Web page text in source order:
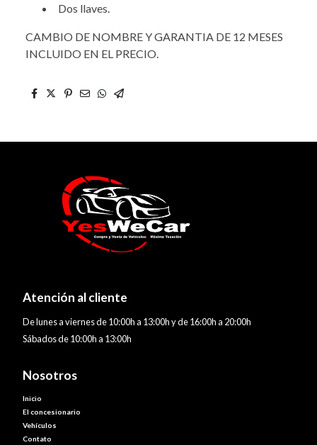
Dos llaves.
CAMBIO DE NOMBRE Y GARANTIA DE 12 MESES
INCLUIDO EN EL PRECIO.
Atención al cliente
De lunes a viernes de 10:00h a 13:00h y de 16:00h a 20:00h
Sábados de 10:00h a 13:00h
Nosotros
Inicio
El concesionario
Vehículos
Contato